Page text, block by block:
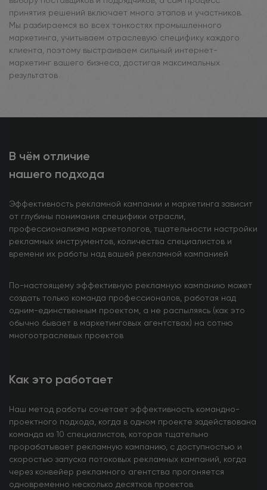
принятия решений включает много этапов и участников.
Мы разбираемся во всех тонкостях промышленного
маркетинга, учитываем отраслевую специфику каждого
клиента, поэтому выстраиваем сильный интернет-
маркетинг вашего бизнеса, достигая максимальных
результатов
В чём отличие
нашего подхода
Эффективность рекламной кампании и маркетинга зависит
от глубины понимания специфики отрасли,
профессионализма маркетологов, тщательности настройки
рекламных инструментов, количества специалистов и
времени их работы над вашей рекламной кампанией
По-настоящему эффективную рекламную кампанию может
создать только команда профессионалов, работая над
одним-единственным проектом, а не распыляясь (как это
обычно бывает в маркетинговых агентствах) на сотню
многоотраслевых проектов
Как это работает
Наш метод работы сочетает эффективность командно-
проектного подхода, когда в одном проекте задействована
команда из 10 специалистов, которая тщательно
прорабатывает рекламную кампанию, с доступностью и
скоростью запуска потоковых рекламных кампаний, когда
через конвейер рекламного агентства прогоняется
одновременно несколько десятков проектов